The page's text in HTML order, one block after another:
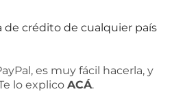
de crédito de cualquier país
es muy fácil hacerla, y
lo explico ACÁ.